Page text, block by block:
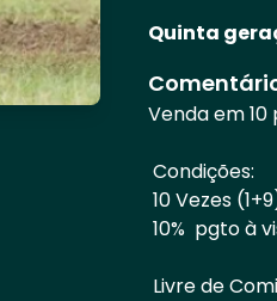
Quinta
Venda em
Condições:
10 Vezes
10% pgto à
Livre de